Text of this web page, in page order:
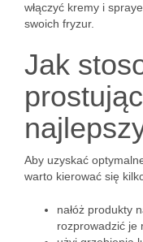
włączyć kremy i
swoich fryzur.
Jak
Aby uzyskać
warto kierować się
nałóż produkty
rozprowadzić je